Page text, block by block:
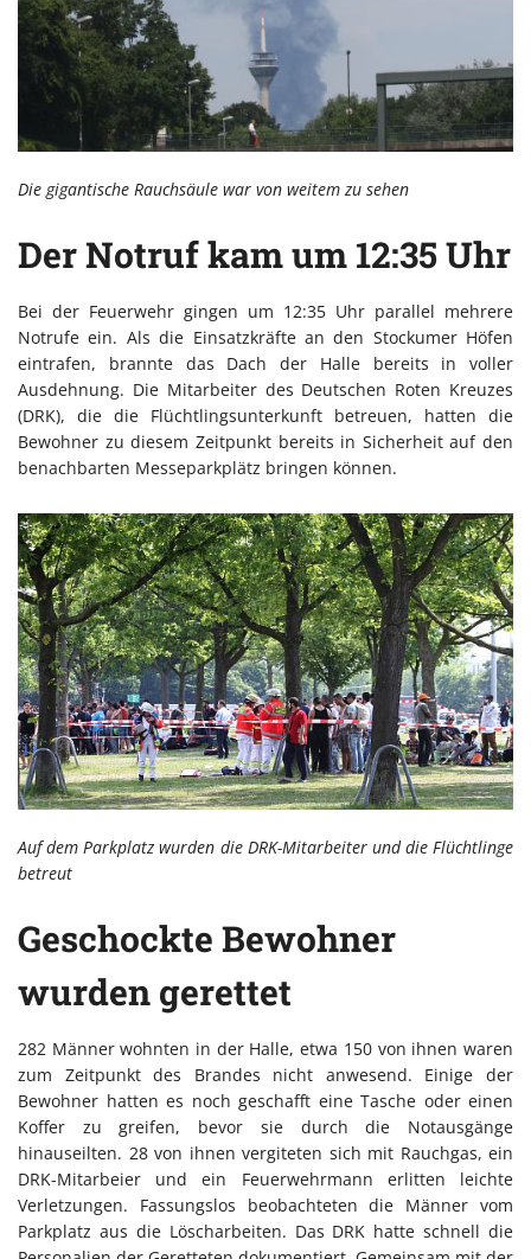
Die gigantische Rauchsäule war von weitem zu sehen
Der Notruf kam um 12:35 Uhr
Bei der Feuerwehr gingen um 12:35 Uhr parallel mehrere
Notrufe ein. Als die Einsatzkräfte an den Stockumer Höfen
eintrafen, brannte das Dach der Halle bereits in voller
Ausdehnung. Die Mitarbeiter des Deutschen Roten Kreuzes
(DRK), die die Flüchtlingsunterkunft betreuen, hatten die
Bewohner zu diesem Zeitpunkt bereits in Sicherheit auf den
benachbarten Messeparkplätz bringen können.
Auf dem Parkplatz wurden die DRK-Mitarbeiter und die Flüchtlinge
betreut
Geschockte Bewohner
wurden gerettet
282 Männer wohnten in der Halle, etwa 150 von ihnen waren
zum Zeitpunkt des Brandes nicht anwesend. Einige der
Bewohner hatten es noch geschafft eine Tasche oder einen
Koffer zu greifen, bevor sie durch die Notausgänge
hinauseilten. 28 von ihnen vergiteten sich mit Rauchgas, ein
DRK-Mitarbeier und ein Feuerwehrmann erlitten leichte
Verletzungen. Fassungslos beobachteten die Männer vom
Parkplatz aus die Löscharbeiten. Das DRK hatte schnell die